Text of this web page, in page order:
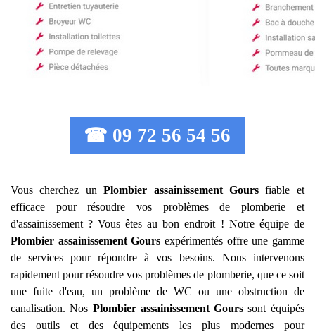
☎ 09 72 56 54 56
Vous cherchez unPlombier assainissement Gours fiable et
efficace pour résoudre vos problèmes de plomberie et
d'assainissement ? Vous êtes au bon endroit ! Notre équipe de
Plombier assainissement Gours expérimentés offre une gamme
de services pour répondre à vos besoins. Nous intervenons
rapidement pour résoudre vos problèmes de plomberie, que ce soit
une fuite d'eau, un problème de WC ou une obstruction de
canalisation. Nos Plombier assainissement Gours sont équipés
des outils et des équipements les plus modernes pour